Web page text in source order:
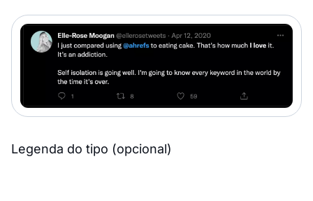
Legenda do tipo (opcional)